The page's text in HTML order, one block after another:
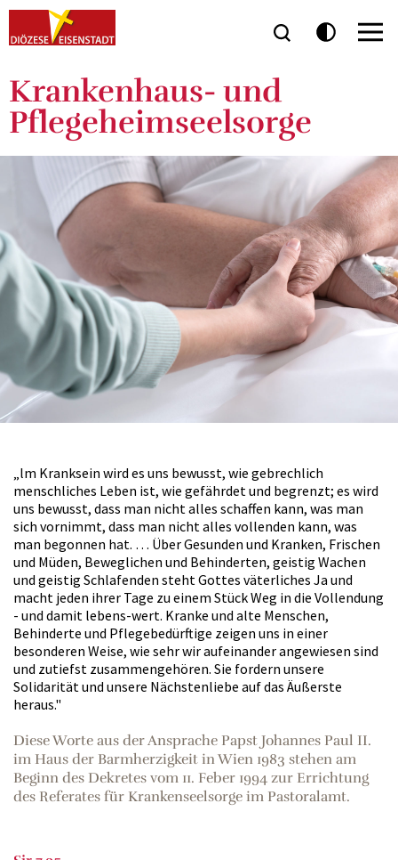
Krankenhaus- und
Pflegeheimseelsorge
„lm Kranksein wird es uns bewusst, wie gebrechlich
menschliches Leben ist, wie gefährdet und begrenzt; es wird
uns bewusst, dass man nicht alles schaffen kann, was man
sich vornimmt, dass man nicht alles vollenden kann, was
man begonnen hat. … Über Gesunden und Kranken, Frischen
und Müden, Beweglichen und Behinderten, geistig Wachen
und geistig Schlafenden steht Gottes väterliches Ja und
macht jeden ihrer Tage zu einem Stück Weg in die Vollendung
- und damit lebens-wert. Kranke und alte Menschen,
Behinderte und Pflegebedürftige zeigen uns in einer
besonderen Weise, wie sehr wir aufeinander angewiesen sind
und zutiefst zusammengehören. Sie fordern unsere
Solidarität und unsere Nächstenliebe auf das Äußerste
heraus."
Diese Worte aus der Ansprache Papst Johannes Paul II.
im Haus der Barmherzigkeit in Wien 1983 stehen am
Beginn des Dekretes vom 11. Feber 1994 zur Errichtung
des Referates für Krankenseelsorge im Pastoralamt.